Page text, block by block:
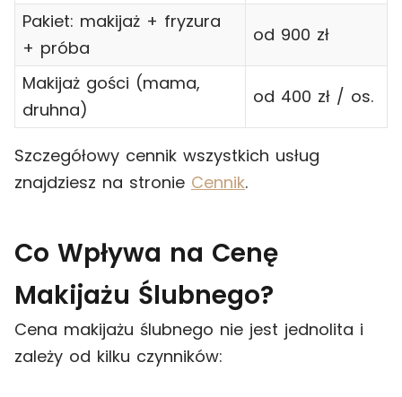
Pakiet: makijaż + fryzura
+ próba
od 900 zł
Makijaż gości (mama,
druhna)
od 400 zł / os.
Szczegółowy cennik wszystkich usług
znajdziesz na stronie Cennik.
Co Wpływa na Cenę
Makijażu Ślubnego?
Cena makijażu ślubnego nie jest jednolita i
zależy od kilku czynników: